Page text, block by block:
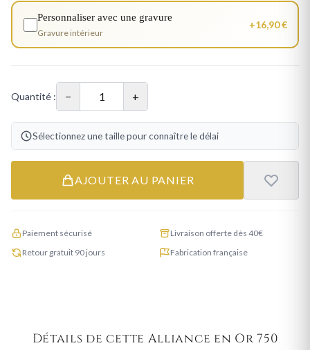
Personnaliser avec une gravure
Gravure intérieur
+16,90 €
Quantité : − +
Sélectionnez une taille pour connaître le délai
AJOUTER AU PANIER
Paiement sécurisé
Livraison offerte dès 40€
Retour gratuit 90 jours
Fabrication française
Détails de cette Alliance en Or 750